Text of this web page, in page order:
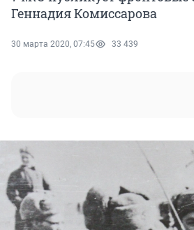
Геннадия Комиссарова
30 марта 2020, 07:45 33 439